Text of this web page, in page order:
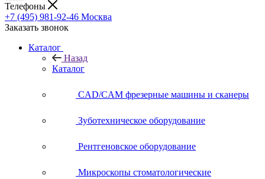
Телефоны
+7 (495) 981-92-46 Москва
Заказать звонок
Каталог
Назад
Каталог
CAD/CAM фрезерные машины и сканеры
Зуботехническое оборудование
Рентгеновское оборудование
Микроскопы стоматологические